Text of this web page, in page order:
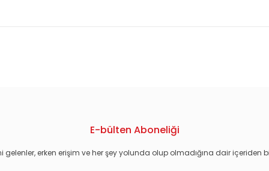
E-bülten Aboneliği
gelenler, erken erişim ve her şey yolunda olup olmadığına dair içeriden